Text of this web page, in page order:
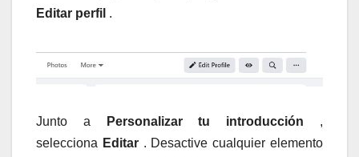
Editar perfil .
Junto a Personalizar tu introducción ,
selecciona Editar. Desactive cualquier elemento